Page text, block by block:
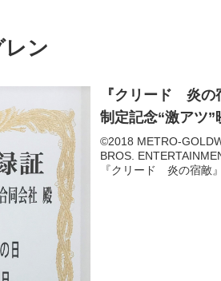
レン
『クリード 炎の
制定記念“激アツ”
©2018 METRO-
BROS.
『クリード 炎の宿敵